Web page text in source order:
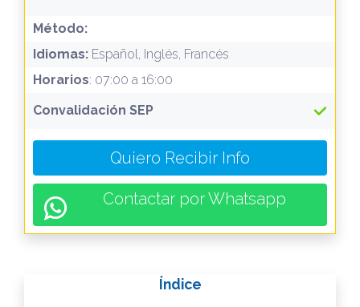
Método:
Idiomas: Español, Inglés, Francés
Horarios: 07:00 a 16:00
Convalidación SEP
Quiero Recibir Info
Contactar por Whatsapp
Índice